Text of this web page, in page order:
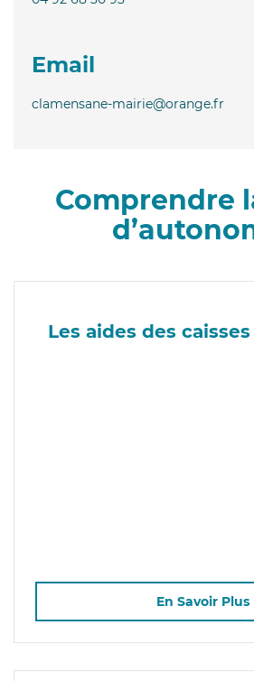
Email
clamensane-mairie@orange.fr
Comprendre
Les aides des
En Savoir Plus